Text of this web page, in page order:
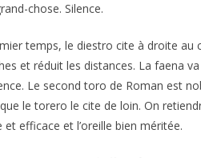
chose. Silence.
temps, le diestro cite à droite au
et réduit les distances. La faena va
Le second toro de Roman est
le torero le cite de loin. On
efficace et l’oreille bien méritée.
Istres : la feria
ultimes
18/06/2026 Olivier